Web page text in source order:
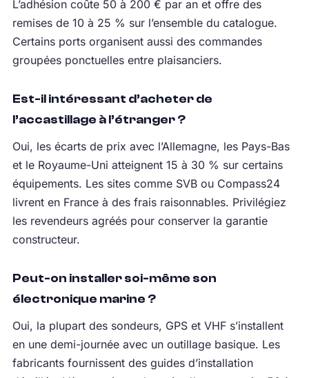
L’adhésion coûte 50 à 200 € par an et offre des
remises de 10 à 25 % sur l’ensemble du catalogue.
Certains ports organisent aussi des commandes
groupées ponctuelles entre plaisanciers.
Est-il intéressant d’acheter de
l’accastillage à l’étranger ?
Oui, les écarts de prix avec l’Allemagne, les Pays-Bas
et le Royaume-Uni atteignent 15 à 30 % sur certains
équipements. Les sites comme SVB ou Compass24
livrent en France à des frais raisonnables. Privilégiez
les revendeurs agréés pour conserver la garantie
constructeur.
Peut-on installer soi-même son
électronique marine ?
Oui, la plupart des sondeurs, GPS et VHF s’installent
en une demi-journée avec un outillage basique. Les
fabricants fournissent des guides d’installation